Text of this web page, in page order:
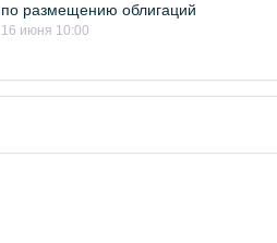
по размещению облигаций
16 июня 10:00